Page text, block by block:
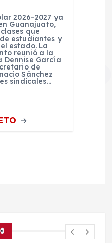
2026–2027 ya
Guanajuato,
que
estudiantes y
estado. La
reunió a la
Dennise García
de
Sánchez
sindicales…